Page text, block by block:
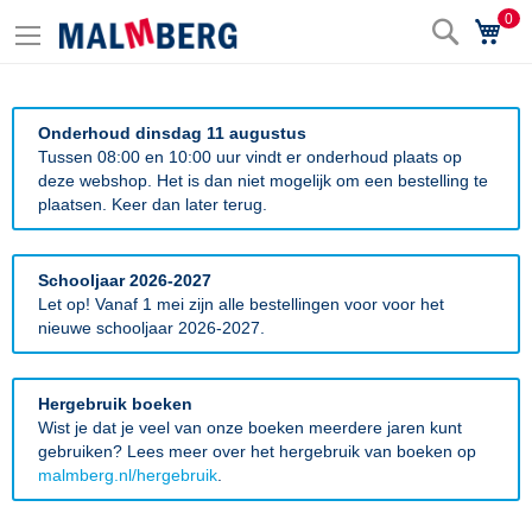
Zoek0
Onderhoud dinsdag 11 augustus
Tussen 08:00 en 10:00 uur vindt er onderhoud plaats op
deze webshop. Het is dan niet mogelijk om een bestelling te
plaatsen. Keer dan later terug.
Schooljaar 2026-2027
Let op! Vanaf 1 mei zijn alle bestellingen voor voor het
nieuwe schooljaar 2026-2027.
Hergebruik boeken
Wist je dat je veel van onze boeken meerdere jaren kunt
gebruiken? Lees meer over het hergebruik van boeken op
malmberg.nl/hergebruik